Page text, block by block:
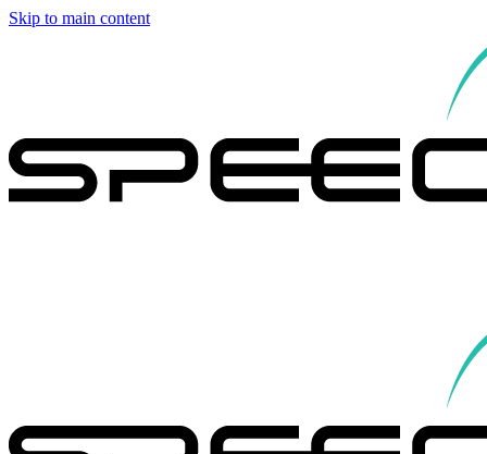
Skip to main content